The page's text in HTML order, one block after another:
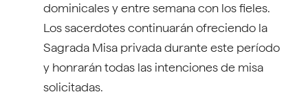
dominicales y entre semana con los fieles.
Los sacerdotes continuarán ofreciendo la
Sagrada Misa privada durante este período
y honrarán todas las intenciones de misa
solicitadas.